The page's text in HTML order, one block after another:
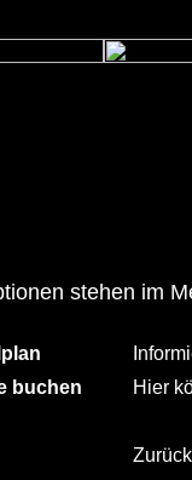
stehen im
buchen
Hier